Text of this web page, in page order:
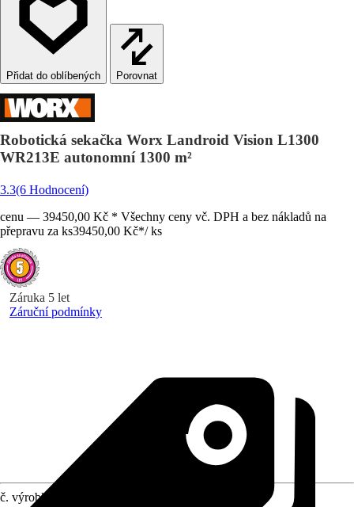
Porovnat
Robotická sekačka Worx Landroid Vision L1300
WR213E autonomní 1300 m²
3.3(6 Hodnocení)
cenu — 39450,00 Kč * Všechny ceny vč. DPH a bez nákladů na
přepravu za ks39450,00 Kč*/ ks
Záruka 5 let
Záruční podmínky
č. výrobku